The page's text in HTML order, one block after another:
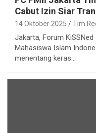
Cabut Izin Siar
14 Oktober 2025 Tim
Jakarta, Forum
Mahasiswa Islam
menentang keras…